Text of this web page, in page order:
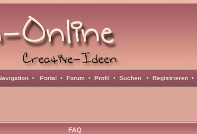
• Portal • Forum • Profil • Suchen • Registrieren •
FAQ